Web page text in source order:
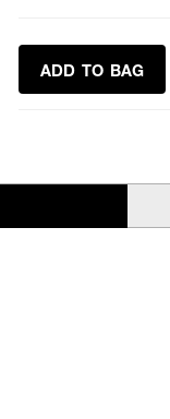
ADD TO BAG